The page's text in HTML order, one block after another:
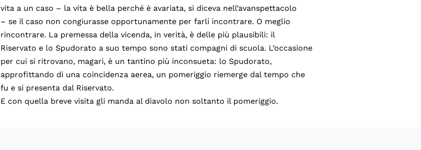
vita a un caso – la vita è bella perché è avariata, si diceva nell’avanspettacolo
– se il caso non congiurasse opportunamente per farli incontrare. O meglio
rincontrare. La premessa della vicenda, in verità, è delle più plausibili: il
Riservato e lo Spudorato a suo tempo sono stati compagni di scuola. L’occasione
per cui si ritrovano, magari, è un tantino più inconsueta: lo Spudorato,
approfittando di una coincidenza aerea, un pomeriggio riemerge dal tempo che
fu e si presenta dal Riservato.
E con quella breve visita gli manda al diavolo non soltanto il pomeriggio.